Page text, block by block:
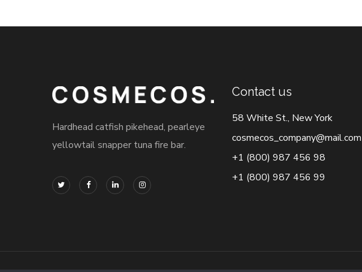
Hardhead catfish pikehead, pearleye
yellowtail snapper tuna fire bar.
Contact us
58 White St., New York
cosmecos_company@mail.com
+1 (800) 987 456 98
+1 (800) 987 456 99